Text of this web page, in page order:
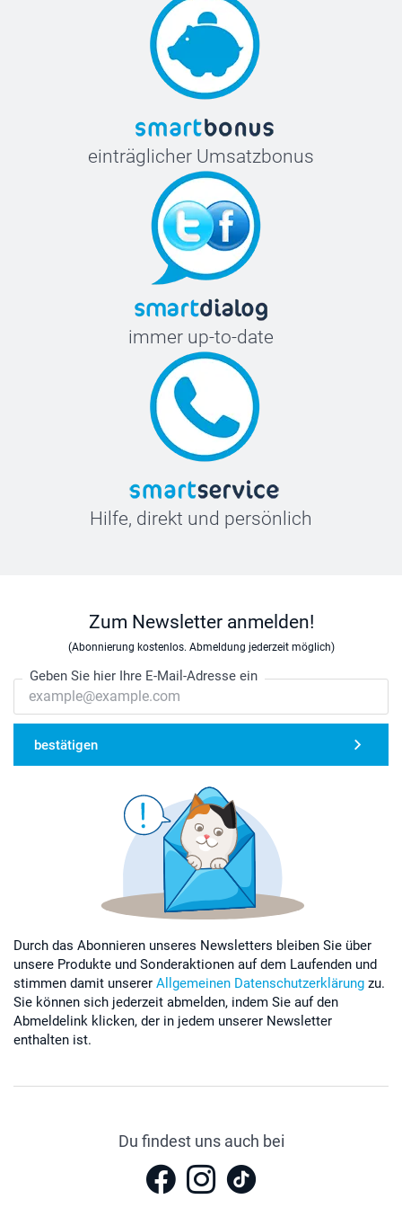
einträglicher Umsatzbonus
immer up-to-date
Hilfe, direkt und persönlich
Zum Newsletter anmelden!
(Abonnierung kostenlos. Abmeldung jederzeit möglich)
Geben Sie hier Ihre E-Mail-Adresse ein
bestätigen
Durch das Abonnieren unseres Newsletters bleiben Sie über
unsere Produkte und Sonderaktionen auf dem Laufenden und
stimmen damit unserer Allgemeinen Datenschutzerklärung zu.
Sie können sich jederzeit abmelden, indem Sie auf den
Abmeldelink klicken, der in jedem unserer Newsletter
enthalten ist.
Du findest uns auch bei